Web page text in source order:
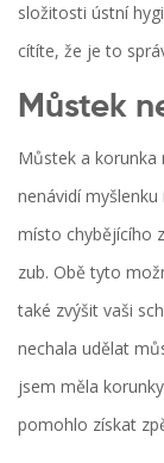
složitosti ústní
cítíte, že je to
Můstek
Můstek a
nenávidí
místo chybějícího
zub. Obě tyto
také zvýšit vaši
nechala udělat
jsem měla
pomohlo získat